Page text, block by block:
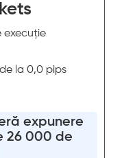
execuție
la 0,0 pips
expunere
26 000 de